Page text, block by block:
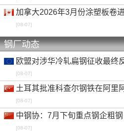
加拿大2026年3月份涂塑板卷
[08-07]
钢厂动态
欧盟对涉华冷轧扁钢征收最终
[08-07]
土耳其批准科查尔钢铁在阿里
[08-07]
中钢协：7月下旬重点钢企粗
[08-07]